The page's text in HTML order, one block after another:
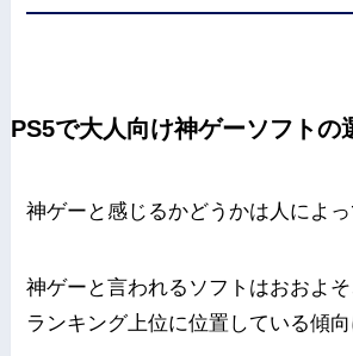
PS5で大人向け神ゲーソフトの
神ゲーと感じるかどうかは人によっ
神ゲーと言われるソフトはおおよ
ランキング上位に位置している傾向